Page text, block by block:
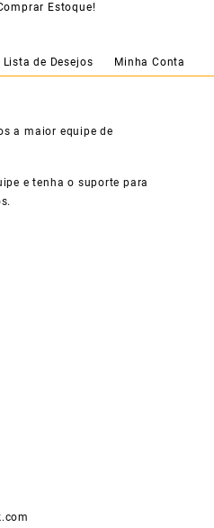
Estoque!
Lista de Desejos Minha Conta
a maior equipe de
e tenha o suporte para